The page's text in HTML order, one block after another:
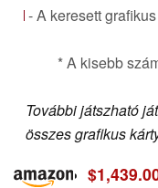
- A keresett
* A kisebb
További játszható
összes grafikus